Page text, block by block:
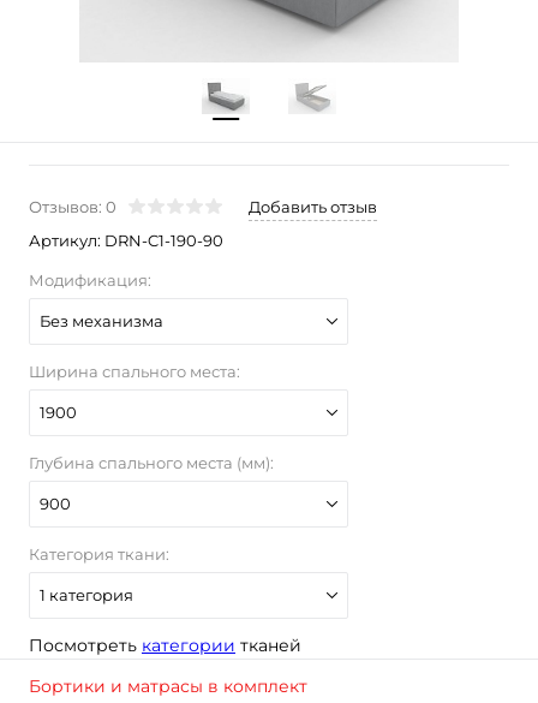
Отзывов: 0
Добавить отзыв
Артикул: DRN-C1-190-90
Модификация:
Без механизма
Ширина спального места:
1900
Глубина спального места (мм):
900
Категория ткани:
1 категория
Посмотреть категории тканей
Бортики и матрасы в комплект